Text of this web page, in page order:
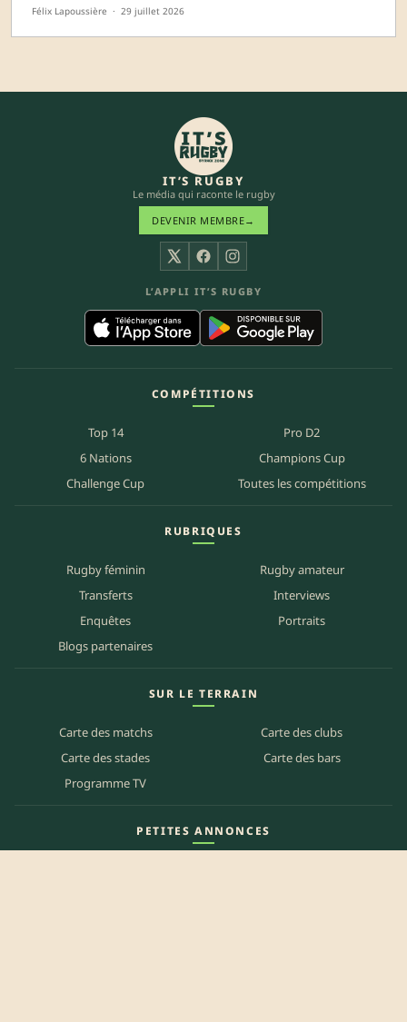
Félix Lapoussière · 29 juillet 2026
IT’S RUGBY
Le média qui raconte le rugby
DEVENIR MEMBRE→
X FacebookInstagram
L’APPLI IT’S RUGBY
COMPÉTITIONS
Top 14
Pro D2
6 Nations
Champions Cup
Challenge Cup
Toutes les compétitions
RUBRIQUES
Rugby féminin
Rugby amateur
Transferts
Interviews
Enquêtes
Portraits
Blogs partenaires
SUR LE TERRAIN
Carte des matchs
Carte des clubs
Carte des stades
Carte des bars
Programme TV
PETITES ANNONCES